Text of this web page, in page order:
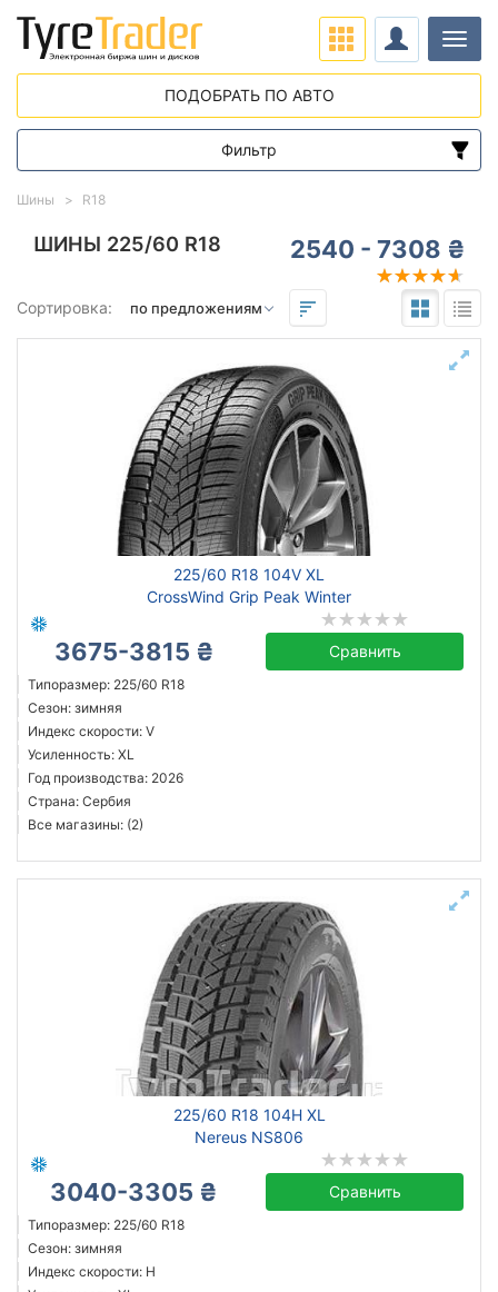
ШИНЫ 225/60 R18 2540 - 7308 ₴
Сортировка:
225/60 R18 104V XL
CrossWind Grip Peak Winter
3675-3815 ₴ Сравнить
Типоразмер: 225/60 R18
Сезон: зимняя
Индекс скорости: V
Усиленность: XL
Год производства: 2026
Страна: Сербия
Все магазины: (2)
225/60 R18 104H XL
Nereus NS806
3040-3305 ₴ Сравнить
Типоразмер: 225/60 R18
Сезон: зимняя
Индекс скорости: H
Шины R18
ПОДОБРАТЬ ПО АВТО
Фильтр
Диапазон цен
от
Подбор по параметрам
225
Triangle
Hankook
Sailun
Goodyear
Bridgestone
Pirelli
Все бренды
Страна производства
Подобрать